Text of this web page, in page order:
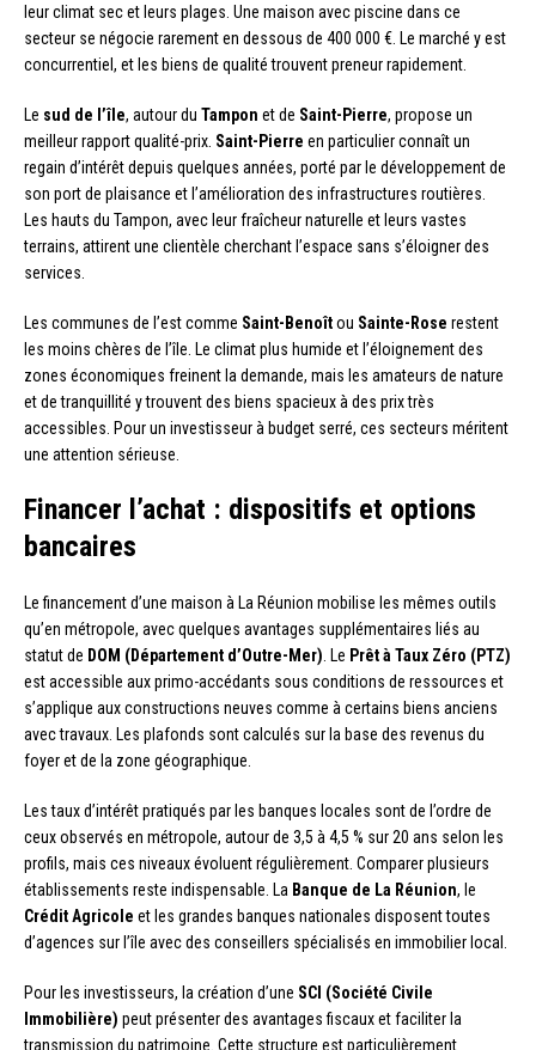
leur climat sec et leurs plages. Une maison avec piscine dans ce
secteur se négocie rarement en dessous de 400 000 €. Le marché y est
concurrentiel, et les biens de qualité trouvent preneur rapidement.
Le sud de l’île, autour du Tampon et de Saint-Pierre, propose un
meilleur rapport qualité-prix. Saint-Pierre en particulier connaît un
regain d’intérêt depuis quelques années, porté par le développement de
son port de plaisance et l’amélioration des infrastructures routières.
Les hauts du Tampon, avec leur fraîcheur naturelle et leurs vastes
terrains, attirent une clientèle cherchant l’espace sans s’éloigner des
services.
Les communes de l’est comme Saint-Benoîtou Sainte-Rose restent
les moins chères de l’île. Le climat plus humide et l’éloignement des
zones économiques freinent la demande, mais les amateurs de nature
et de tranquillité y trouvent des biens spacieux à des prix très
accessibles. Pour un investisseur à budget serré, ces secteurs méritent
une attention sérieuse.
Financer l’achat : dispositifs et options
bancaires
Le financement d’une maison à La Réunion mobilise les mêmes outils
qu’en métropole, avec quelques avantages supplémentaires liés au
statut de DOM (Département d’Outre-Mer) . Le Prêt à Taux Zéro (PTZ)
est accessible aux primo-accédants sous conditions de ressources et
s’applique aux constructions neuves comme à certains biens anciens
avec travaux. Les plafonds sont calculés sur la base des revenus du
foyer et de la zone géographique.
Les taux d’intérêt pratiqués par les banques locales sont de l’ordre de
ceux observés en métropole, autour de 3,5 à 4,5 % sur 20 ans selon les
profils, mais ces niveaux évoluent régulièrement. Comparer plusieurs
établissements reste indispensable. La Banque de La Réunion, le
Crédit Agricole et les grandes banques nationales disposent toutes
d’agences sur l’île avec des conseillers spécialisés en immobilier local.
Pour les investisseurs, la création d’une SCI (Société Civile
Immobilière) peut présenter des avantages fiscaux et faciliter la
transmission du patrimoine. Cette structure est particulièrement